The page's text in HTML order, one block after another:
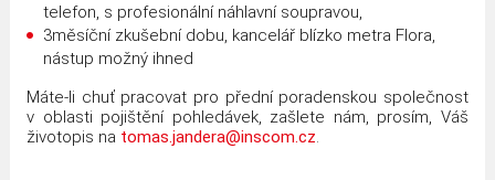
telefon, s profesionální náhlavní soupravou,
3měsíční zkušební dobu, kancelář blízko metra Flora,
nástup možný ihned
Máte-li chuť pracovat pro přední poradenskou společnost
v oblasti pojištění pohledávek, zašlete nám, prosím, Váš
životopis na tomas.jandera@inscom.cz